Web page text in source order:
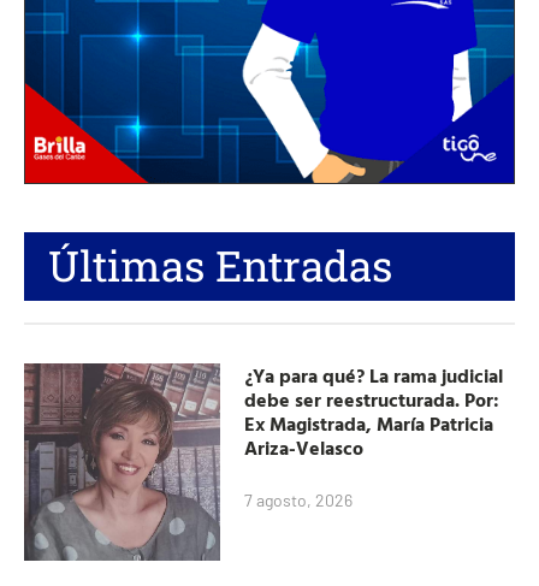
Últimas Entradas
¿Ya para qué? La rama judicial
debe ser reestructurada. Por:
Ex Magistrada, María Patricia
Ariza-Velasco
7 agosto, 2026